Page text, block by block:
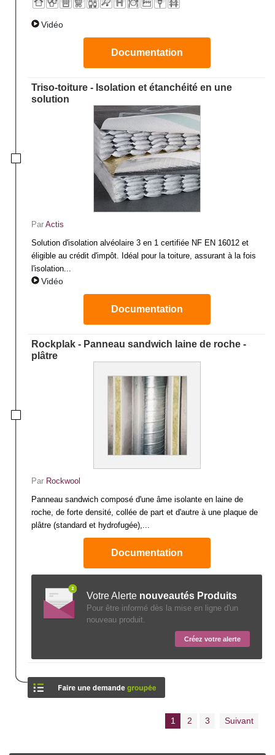
Vidéo
Documentation
Triso-toiture - Isolation et étanchéité en une
solution
Par Actis
Solution d'isolation alvéolaire 3 en 1 certifiée NF EN 16012 et
éligible au crédit d'impôt. Idéal pour la toiture, assurant à la fois
l'isolation...
Vidéo
Documentation
Rockplak - Panneau sandwich laine de roche -
plâtre
Par Rockwool
Panneau sandwich composé d'une âme isolante en laine de
roche, de forte densité, collée de part et d'autre à une plaque de
plâtre (standard et hydrofugée),...
Documentation
Votre Alerte nouveautés Produits
Pour être informé dès la mise en ligne d'un
nouveau produit.
Créez votre alerte
1 2 3 Suivant